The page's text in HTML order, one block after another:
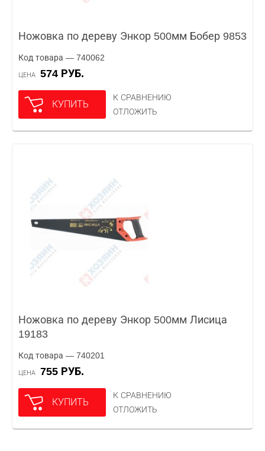
Ножовка по дереву Энкор 500мм Бобер 9853
Код товара — 740062
ЦЕНА 574 РУБ.
КУПИТЬ
К СРАВНЕНИЮ
ОТЛОЖИТЬ
Ножовка по дереву Энкор 500мм Лисица
19183
Код товара — 740201
ЦЕНА 755 РУБ.
КУПИТЬ
К СРАВНЕНИЮ
ОТЛОЖИТЬ